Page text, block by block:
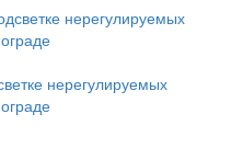
нерегулируемых